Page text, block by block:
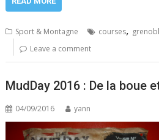
Sport & Montagne courses,
Leave a comment
MudDay 2016 : De la boue
04/09/2016 yann